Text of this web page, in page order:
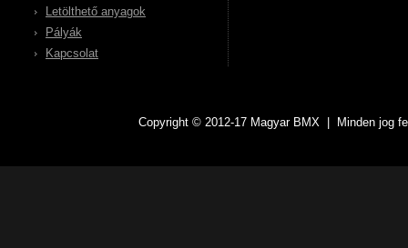
Letölthető anyagok
Pályák
Kapcsolat
Copyright © 2012-17 Magyar BMX | Minden